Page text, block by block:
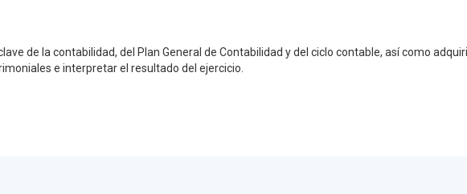
de la contabilidad, del Plan General de Contabilidad y del ciclo contable, así como
e interpretar el resultado del ejercicio.